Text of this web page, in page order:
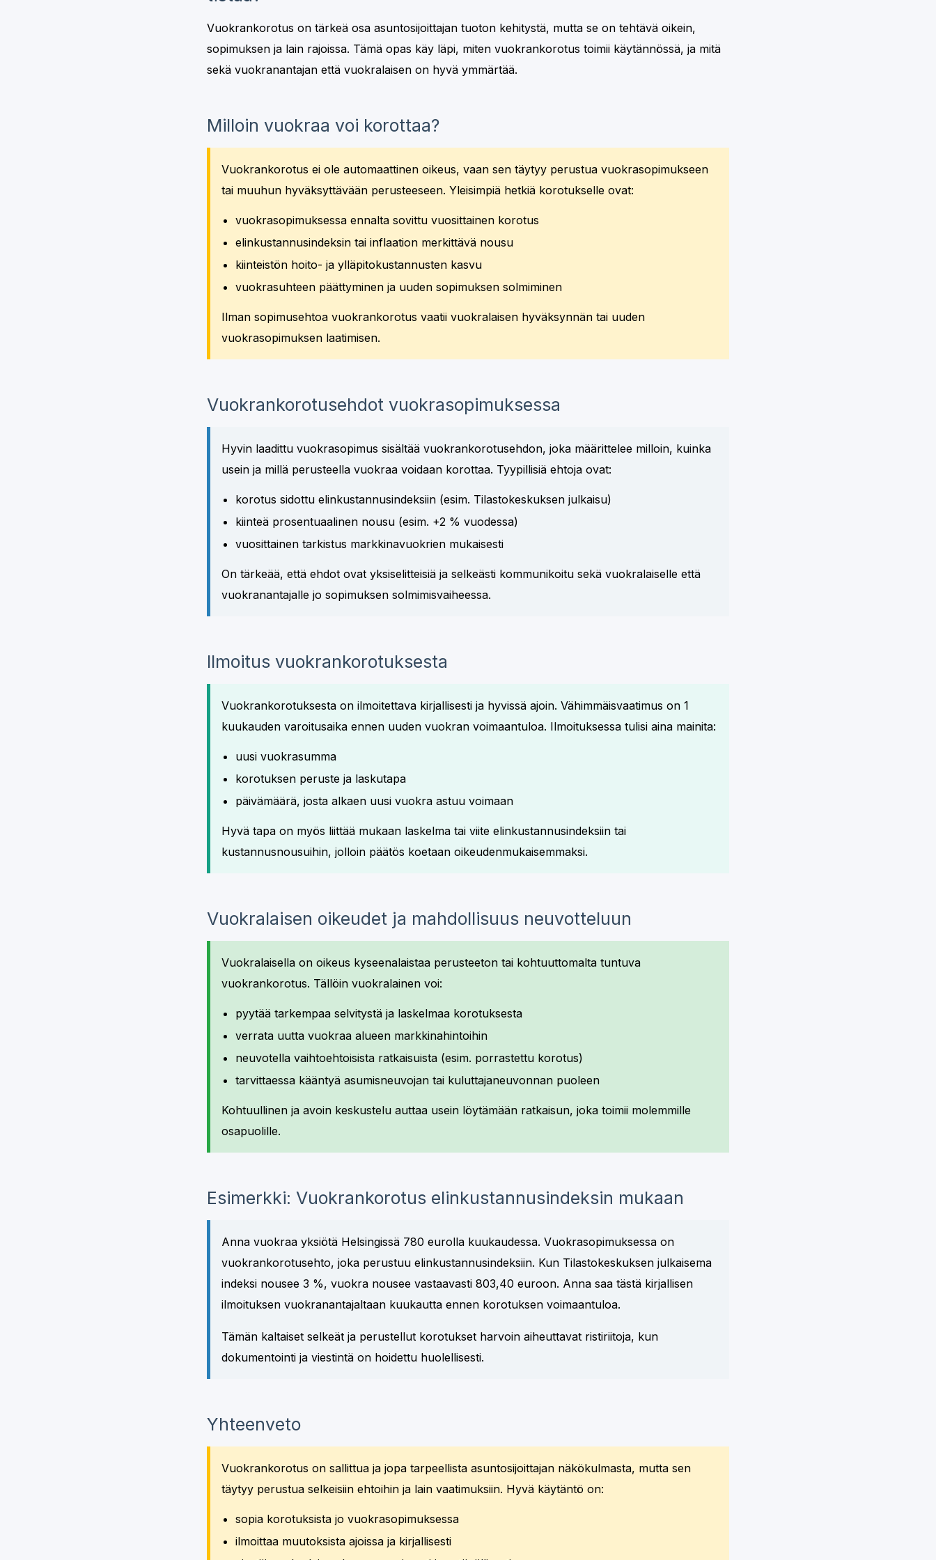
Vuokrankorotus on tärkeä osa asuntosijoittajan tuoton kehitystä, mutta se on tehtävä oikein,
sopimuksen ja lain rajoissa. Tämä opas käy läpi, miten vuokrankorotus toimii käytännössä, ja mitä
sekä vuokranantajan että vuokralaisen on hyvä ymmärtää.
Milloin vuokraa voi korottaa?
Vuokrankorotus ei ole automaattinen oikeus, vaan sen täytyy perustua vuokrasopimukseen
tai muuhun hyväksyttävään perusteeseen. Yleisimpiä hetkiä korotukselle ovat:
vuokrasopimuksessa ennalta sovittu vuosittainen korotus
elinkustannusindeksin tai inflaation merkittävä nousu
kiinteistön hoito- ja ylläpitokustannusten kasvu
vuokrasuhteen päättyminen ja uuden sopimuksen solmiminen
Ilman sopimusehtoa vuokrankorotus vaatii vuokralaisen hyväksynnän tai uuden
vuokrasopimuksen laatimisen.
Vuokrankorotusehdot vuokrasopimuksessa
Hyvin laadittu vuokrasopimus sisältää vuokrankorotusehdon, joka määrittelee milloin, kuinka
usein ja millä perusteella vuokraa voidaan korottaa. Tyypillisiä ehtoja ovat:
korotus sidottu elinkustannusindeksiin (esim. Tilastokeskuksen julkaisu)
kiinteä prosentuaalinen nousu (esim. +2 % vuodessa)
vuosittainen tarkistus markkinavuokrien mukaisesti
On tärkeää, että ehdot ovat yksiselitteisiä ja selkeästi kommunikoitu sekä vuokralaiselle että
vuokranantajalle jo sopimuksen solmimisvaiheessa.
Ilmoitus vuokrankorotuksesta
Vuokrankorotuksesta on ilmoitettava kirjallisesti ja hyvissä ajoin. Vähimmäisvaatimus on 1
kuukauden varoitusaika ennen uuden vuokran voimaantuloa. Ilmoituksessa tulisi aina mainita:
uusi vuokrasumma
korotuksen peruste ja laskutapa
päivämäärä, josta alkaen uusi vuokra astuu voimaan
Hyvä tapa on myös liittää mukaan laskelma tai viite elinkustannusindeksiin tai
kustannusnousuihin, jolloin päätös koetaan oikeudenmukaisemmaksi.
Vuokralaisen oikeudet ja mahdollisuus neuvotteluun
Vuokralaisella on oikeus kyseenalaistaa perusteeton tai kohtuuttomalta tuntuva
vuokrankorotus. Tällöin vuokralainen voi:
pyytää tarkempaa selvitystä ja laskelmaa korotuksesta
verrata uutta vuokraa alueen markkinahintoihin
neuvotella vaihtoehtoisista ratkaisuista (esim. porrastettu korotus)
tarvittaessa kääntyä asumisneuvojan tai kuluttajaneuvonnan puoleen
Kohtuullinen ja avoin keskustelu auttaa usein löytämään ratkaisun, joka toimii molemmille
osapuolille.
Esimerkki: Vuokrankorotus elinkustannusindeksin mukaan
Anna vuokraa yksiötä Helsingissä 780 eurolla kuukaudessa. Vuokrasopimuksessa on
vuokrankorotusehto, joka perustuu elinkustannusindeksiin. Kun Tilastokeskuksen julkaisema
indeksi nousee 3 %, vuokra nousee vastaavasti 803,40 euroon. Anna saa tästä kirjallisen
ilmoituksen vuokranantajaltaan kuukautta ennen korotuksen voimaantuloa.
Tämän kaltaiset selkeät ja perustellut korotukset harvoin aiheuttavat ristiriitoja, kun
dokumentointi ja viestintä on hoidettu huolellisesti.
Yhteenveto
Vuokrankorotus on sallittua ja jopa tarpeellista asuntosijoittajan näkökulmasta, mutta sen
täytyy perustua selkeisiin ehtoihin ja lain vaatimuksiin. Hyvä käytäntö on:
sopia korotuksista jo vuokrasopimuksessa
ilmoittaa muutoksista ajoissa ja kirjallisesti